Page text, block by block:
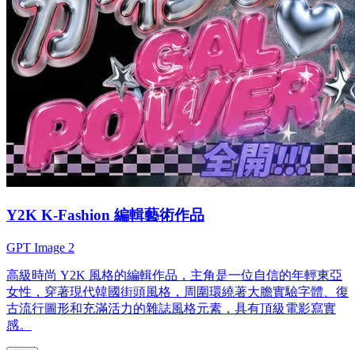
Y2K K-Fashion 編輯藝術作品
GPT Image 2
高級時尚 Y2K 風格的編輯作品，主角是一位自信的年輕東亞
女性，穿著現代韓國街頭風格，周圍環繞著大膽實驗字體、復
古流行圖形和充滿活力的雜誌風格元素，具有頂級電影寫實
感。